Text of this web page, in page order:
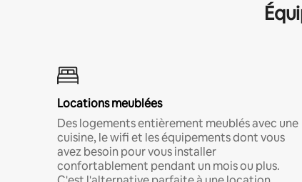
Locations meublées
Des logements entièrement meublés avec une
cuisine, le wifi et les équipements dont vous
avez besoin pour vous installer
confortablement pendant un mois ou plus.